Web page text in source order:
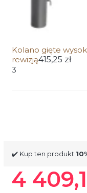
Kolano gięte
rewizją415,25 zł
3
Wybierz wariant
Poszczególne
✔️ Kup ten produkt
4